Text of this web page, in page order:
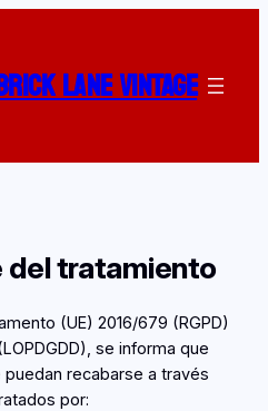
LANE VINTAGE
del tratamiento
(UE) 2016/679 (RGPD)
se informa que
recabarse a través
por: